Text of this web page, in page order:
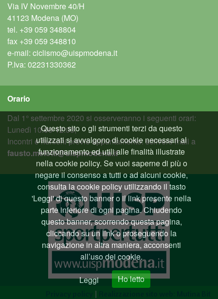
Via IV Novembre 40/H
41123 Modena (MO)
tel. +39 059 348804
fax +39 059 348810
e-mail: ciclismo@uispmodena.it
P.Iva: 02231330362
Orario
Dal 1° settembre 2020 si osserveranno i seguenti orari:
Lunedì 10:00-12:00;
Incontri e riunioni previo appuntamento: scrivere mail a
fausto.melotti@uispmodena.it
|
Questo sito o gli strumenti terzi da questo
utilizzati si avvalgono di cookie necessari al
funzionamento ed utili alle finalità illustrate
nella cookie policy. Se vuoi saperne di più o
negare il consenso a tutti o ad alcuni cookie,
consulta la cookie policy utilizzando il tasto
'Leggi' di questo banner o il link presente nella
parte inferiore di ogni pagina. Chiudendo
questo banner, scorrendo questa pagina,
cliccando su un link o proseguendo la
navigazione in altra maniera, acconsenti
all’uso dei cookie.
Leggi Ho letto